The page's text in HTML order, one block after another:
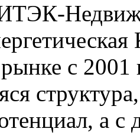
с
а с